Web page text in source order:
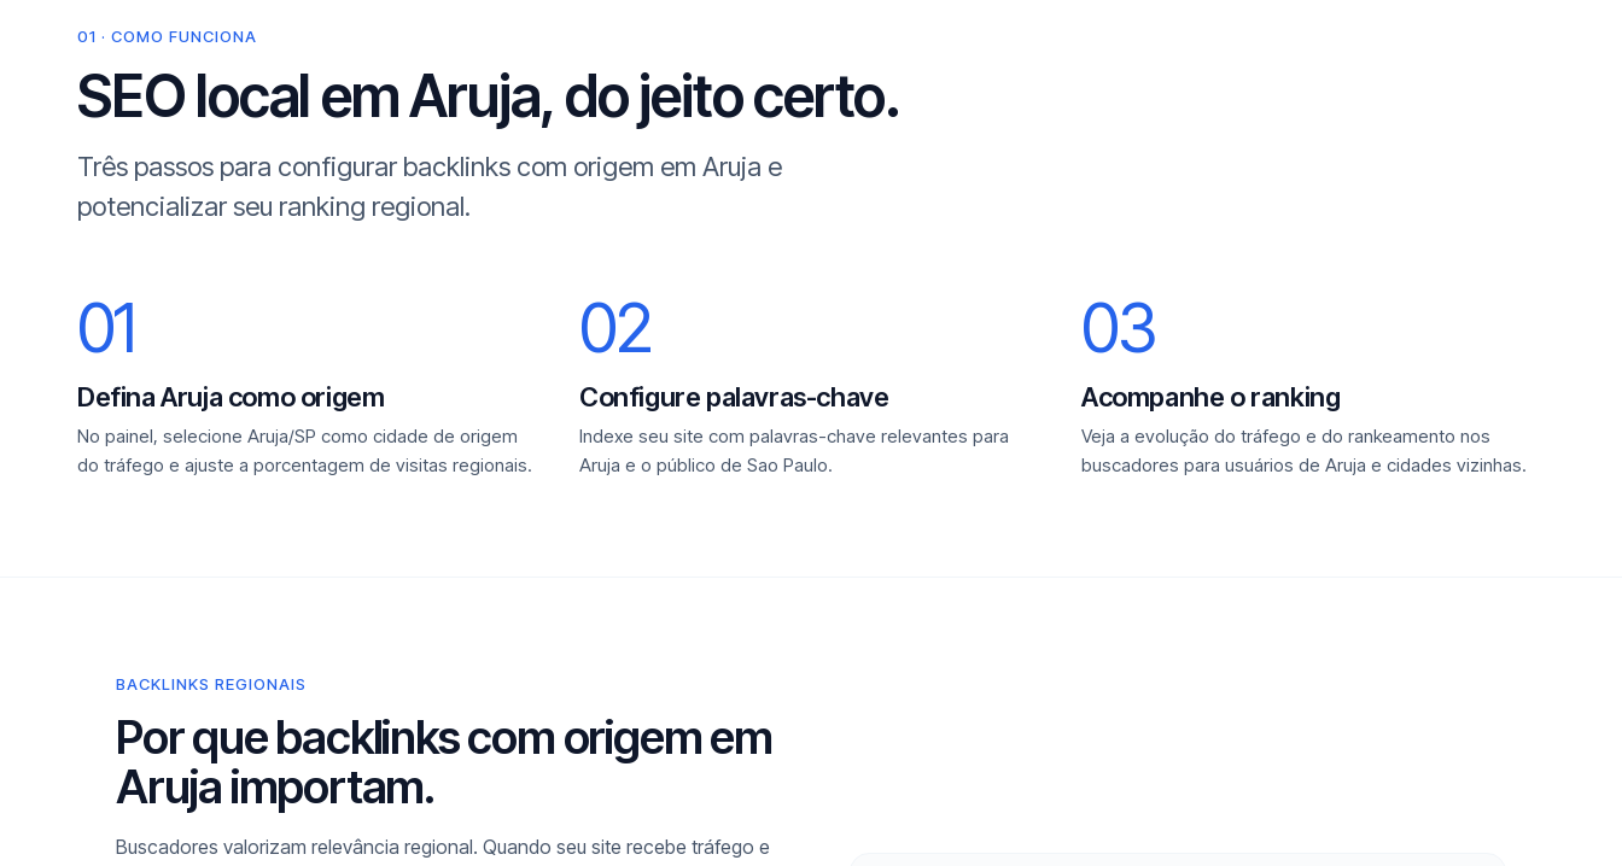
01 · COMO FUNCIONA
SEO local em Aruja, do jeito certo.
Três passos para configurar backlinks com origem em Aruja e
potencializar seu ranking regional.
01
Defina Aruja como origem
No painel, selecione Aruja/SP como cidade de origem
do tráfego e ajuste a porcentagem de visitas regionais.
02
Configure palavras-chave
Indexe seu site com palavras-chave relevantes para
Aruja e o público de Sao Paulo.
03
Acompanhe o ranking
Veja a evolução do tráfego e do rankeamento nos
buscadores para usuários de Aruja e cidades vizinhas.
BACKLINKS REGIONAIS
Por que backlinks com origem em
Aruja importam.
Buscadores valorizam relevância regional. Quando seu site recebe tráfego e